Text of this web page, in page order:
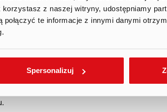
z naszej witryny, udostępniamy
te informacje z innymi danymi
Spersonalizuj
Clash – 14,9 mln PLN, Hunting Clash –
dane wstępne, które mogą różnić
w tym w szczególności z
raporcie okresowym. Najbliższym
raport półroczny za okres